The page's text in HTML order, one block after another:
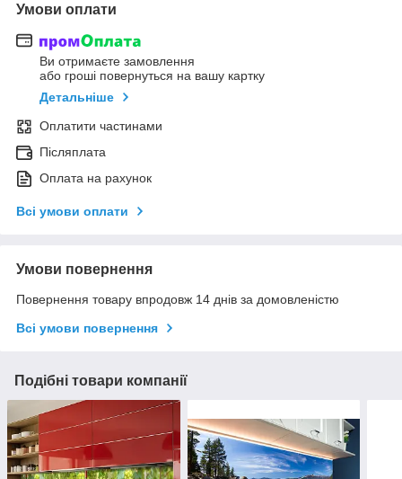
Умови оплати
Ви отримаєте замовлення
або гроші повернуться на вашу картку
Детальніше
Оплатити частинами
Післяплата
Оплата на рахунок
Всі умови оплати
Умови повернення
Повернення товару впродовж 14 днів за домовленістю
Всі умови повернення
Подібні товари компанії